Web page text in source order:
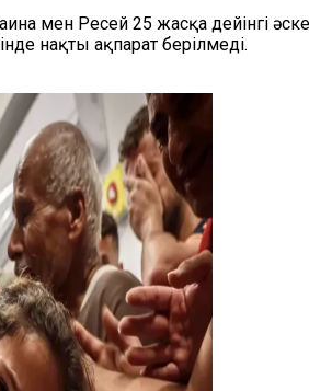
мен Ресей 25 жасқа дейінгі
нақты ақпарат берілмеді.